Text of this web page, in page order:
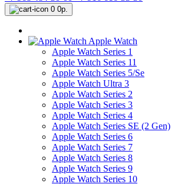
0 0р.
Apple Watch
Apple Watch Series 1
Apple Watch Series 11
Apple Watch Series 5/Se
Apple Watch Ultra 3
Apple Watch Series 2
Apple Watch Series 3
Apple Watch Series 4
Apple Watch Series SE (2 Gen)
Apple Watch Series 6
Apple Watch Series 7
Apple Watch Series 8
Apple Watch Series 9
Apple Watch Series 10